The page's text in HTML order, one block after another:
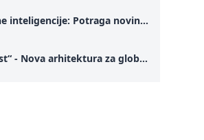
Od faksa do umjetne inteligencije: Potraga novinarstva za istinom u digitalnom dobu
„Strateška stabilnost“ - Nova arhitektura za globalnu saradnju